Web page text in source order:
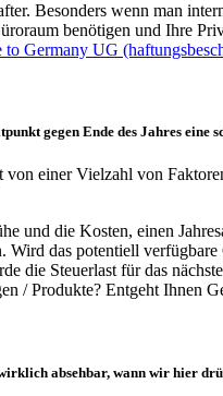
Besonders wenn man
benötigen und Ihre
to Germany UG
gegen Ende des Jahres eine
einer Vielzahl von
und die Kosten, einen
das potentiell
die Steuerlast für das
/ Produkte? Entgeht Ihnen
absehbar, wann wir hier